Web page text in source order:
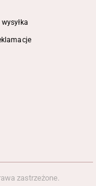
zastrzeżone.